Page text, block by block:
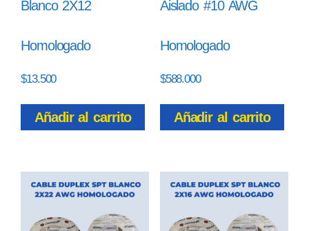
Blanco 2X12
Homologado
$13.500
Añadir al carrito
Aislado #10 AWG
Homologado
$588.000
Añadir al carrito